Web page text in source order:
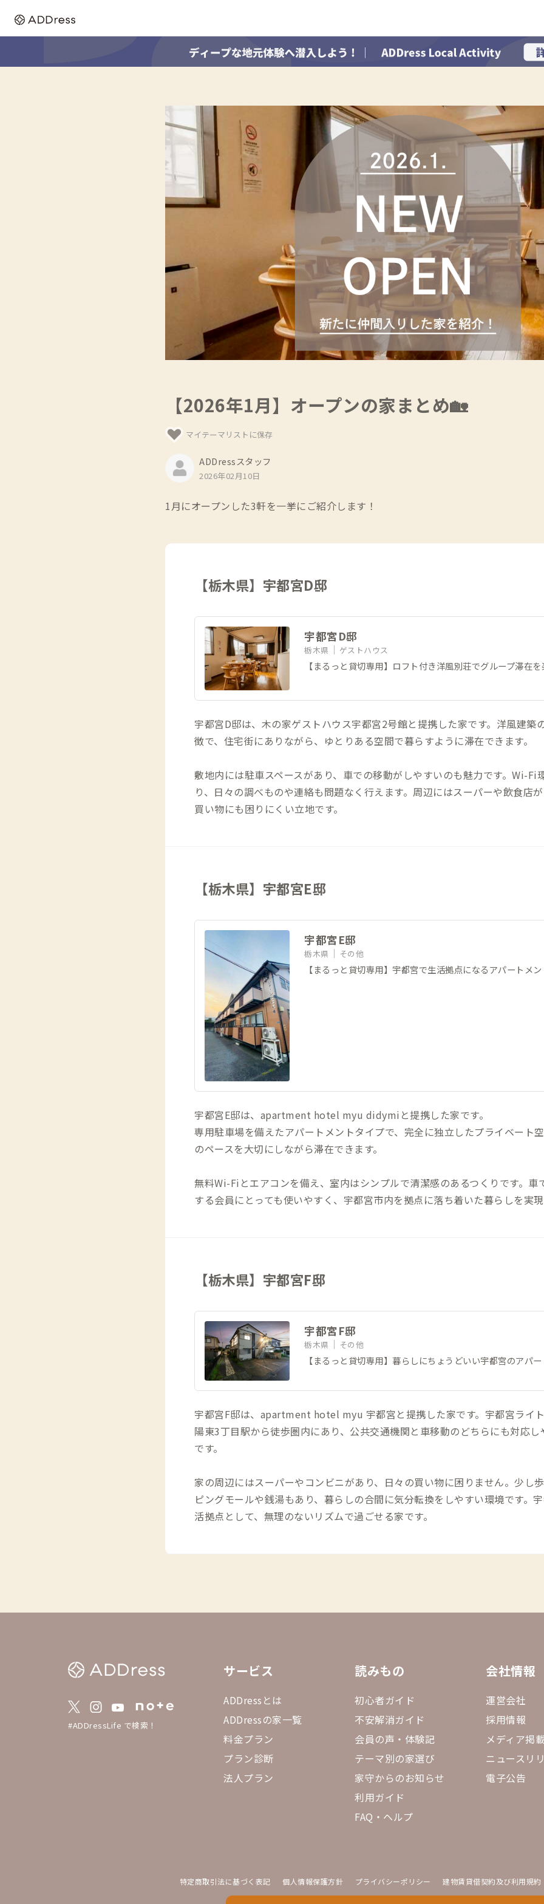
【2026年1月】オープンの家まとめ🏡
マイテーマリストに保存
ADDressスタッフ
2026年02月10日
1月にオープンした3軒を一挙にご紹介します！
【栃木県】宇都宮D邸
宇都宮D邸
栃木県 ゲストハウス
【まるっと貸切専用】ロフト付き洋風別荘でグループ滞在
宇都宮D邸は、木の家ゲストハウス宇都宮2号館と提携した家です。洋風建築
徴で、住宅街にありながら、ゆとりある空間で暮らすように滞在できます。
敷地内には駐車スペースがあり、車での移動がしやすいのも魅力です。Wi-Fi
り、日々の調べものや連絡も問題なく行えます。周辺にはスーパーや飲食店
買い物にも困りにくい立地です。
【栃木県】宇都宮E邸
宇都宮E邸
栃木県 その他
【まるっと貸切専用】宇都宮で生活拠点になるアパートメ
宇都宮E邸は、apartment hotel myu didymiと提携した家です。
専用駐車場を備えたアパートメントタイプで、完全に独立したプライベート
のペースを大切にしながら滞在できます。
無料Wi-Fiとエアコンを備え、室内はシンプルで清潔感のあるつくりです。車
する会員にとっても使いやすく、宇都宮市内を拠点に落ち着いた暮らしを実
【栃木県】宇都宮F邸
宇都宮F邸
栃木県 その他
【まるっと貸切専用】暮らしにちょうどいい宇都宮のアパ
宇都宮F邸は、apartment hotel myu 宇都宮と提携した家です。宇都宮ライ
陽東3丁目駅から徒歩圏内にあり、公共交通機関と車移動のどちらにも対応
です。
家の周辺にはスーパーやコンビニがあり、日々の買い物に困りません。少し
ピングモールや銭湯もあり、暮らしの合間に気分転換をしやすい環境です。
活拠点として、無理のないリズムで過ごせる家です。
#ADDressLife で検索！
サービス
ADDressとは
ADDressの家一覧
料金プラン
プラン診断
法人プラン
読みもの
初心者ガイド
不安解消ガイド
会員の声・体験記
テーマ別の家選び
家守からのお知らせ
利用ガイド
FAQ・ヘルプ
会社情報
運営会社
採用情報
メディア掲
ニュースリ
電子公告
特定商取引法に基づく表記 個人情報保護方針 プライバシーポリシー 建物賃貸借契約及び利用規約